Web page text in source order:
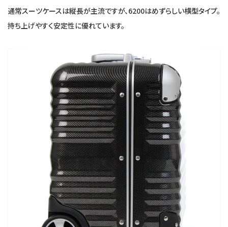
通常スーツケースは縦長が主流ですが、6200はめずらしい横型タイプ。
持ち上げやすく安定性に優れています。